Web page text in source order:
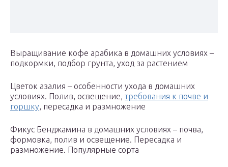
Выращивание кофе арабика в домашних условиях –
подкормки, подбор грунта, уход за растением
Цветок азалия – особенности ухода в домашних
условиях. Полив, освещение, требования к почве и
горшку, пересадка и размножение
Фикус Бенджамина в домашних условиях – почва,
формовка, полив и освещение. Пересадка и
размножение. Популярные сорта